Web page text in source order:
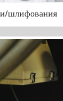
шлифования